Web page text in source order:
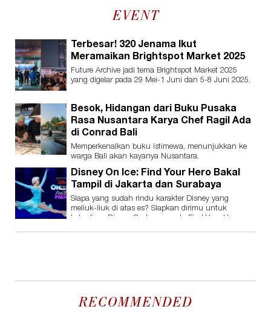
EVENT
Terbesar! 320 Jenama Ikut
Meramaikan Brightspot Market 2025
Future Archive jadi tema Brightspot Market 2025
yang digelar pada 29 Mei-1 Juni dan 5-8 Juni 2025.
Besok, Hidangan dari Buku Pusaka
Rasa Nusantara Karya Chef Ragil Ada
di Conrad Bali
Memperkenalkan buku istimewa, menunjukkan ke
warga Bali akan kayanya Nusantara.
Disney On Ice: Find Your Hero Bakal
Tampil di Jakarta dan Surabaya
Siapa yang sudah rindu karakter Disney yang
meliuk-liuk di atas es? Siapkan dirimu untuk
RECOMMENDED